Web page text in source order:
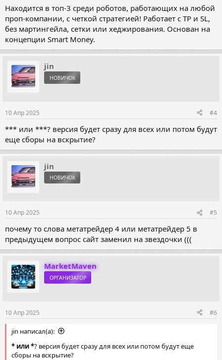
Находится в топ-3 среди роботов, работающих на любой
проп-компании, с четкой стратегией! Работает с TP и SL,
без мартингейла, сетки или хеджирования. Основан на
концепции Smart Money.
jin
НОВИЧОК
10 Апр 2025 #4
*** или ***? версия будет сразу для всех или потом будут
еще сборы на вскрытие?
jin
НОВИЧОК
10 Апр 2025 #5
почему то слова метатрейдер 4 или метатрейдер 5 в
предыдущем вопрос сайт заменил на звездочки (((
MarketMaven
ОРГАНИЗАТОР
10 Апр 2025 #6
jin написал(а):
* или *? версия будет сразу для всех или потом будут еще
сборы на вскрытие?